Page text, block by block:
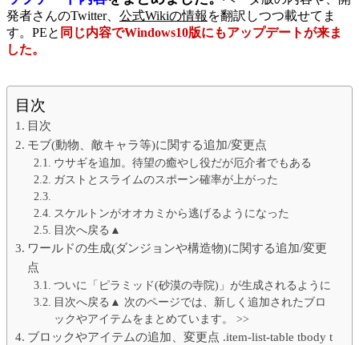
発者さんのTwitter、 公式Wikiの情報 を翻訳しつつ載せてま
す。PEと 同じ内容でWindows10版にもアップデートが来ま
した。
目次
目次
モブ(動物、敵キャラ等)に関する追加/変更点
ウサギを追加。待望の癒やし役だが厄介者でもある
ガストとスライムのスポーン確率が上がった
スケルトンがオオカミから逃げるようになった
目次へ戻る▲
ワールドの生成(ダンジョンや構造物)に関する追加/変更
点
ついに「ピラミッド(砂漠の寺院)」が生成されるように
目次へ戻る▲ 次のページでは、新しく追加されたブロ
ックやアイテムをまとめています。 >>
ブロックやアイテムの追加、変更点 .item-list-table tbody t